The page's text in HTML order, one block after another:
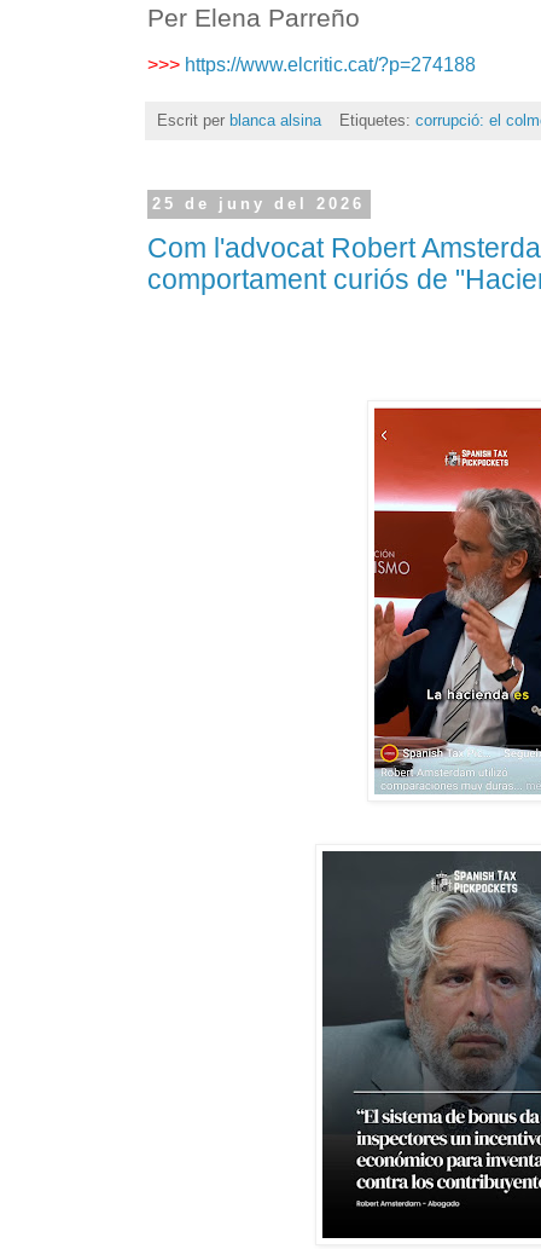
Per Elena Parreño
>>> https://www.elcritic.cat/?p=274188
Escrit per blanca alsina Etiquetes: corrupció: el
25 de juny del 2026
Com l'advocat Robert
comportament curiós de